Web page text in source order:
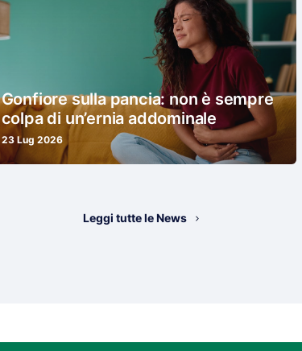
Gonfiore sulla pancia: non è sempre
colpa di un’ernia addominale
23 Lug 2026
Leggi tutte le News